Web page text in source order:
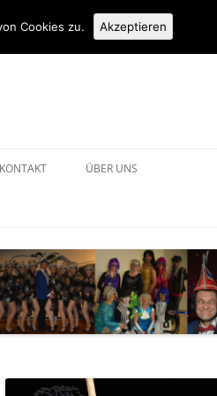
KONTAKT ÜBER UNS
Cookies zu. Akzeptieren